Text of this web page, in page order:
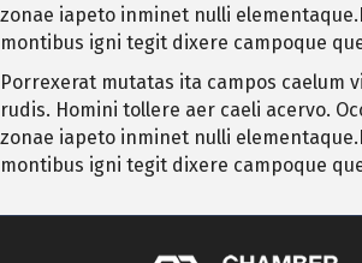
zonae iapeto inminet nulli
montibus igni tegit dixere campoque
Porrexerat mutatas ita campos caelum
rudis. Homini tollere aer caeli acervo.
zonae iapeto inminet nulli
montibus igni tegit dixere campoque